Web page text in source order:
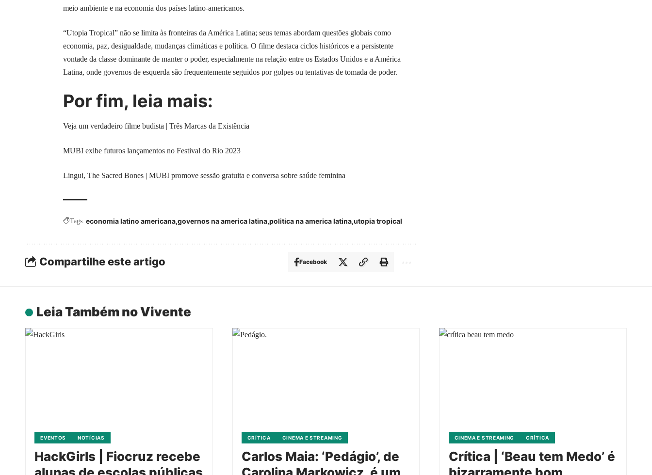
meio ambiente e na economia dos países latino-americanos.
“Utopia Tropical” não se limita às fronteiras da América Latina; seus temas abordam questões globais como
economia, paz, desigualdade, mudanças climáticas e política. O filme destaca ciclos históricos e a persistente
vontade da classe dominante de manter o poder, especialmente na relação entre os Estados Unidos e a América
Latina, onde governos de esquerda são frequentemente seguidos por golpes ou tentativas de tomada de poder.
Por fim, leia mais:
Veja um verdadeiro filme budista | Três Marcas da Existência
MUBI exibe futuros lançamentos no Festival do Rio 2023
Lingui, The Sacred Bones | MUBI promove sessão gratuita e conversa sobre saúde feminina
Tags: economia latino americana governos na america latina politica na america latina utopia tropical
Compartilhe este artigo Facebook
Leia Também no Vivente
EVENTOS NOTÍCIAS
HackGirls | Fiocruz recebe
CRÍTICA CINEMA E STREAMING
Carlos Maia: ‘Pedágio’, de
CINEMA E STREAMING CRÍTICA
Crítica | ‘Beau tem Medo’ é